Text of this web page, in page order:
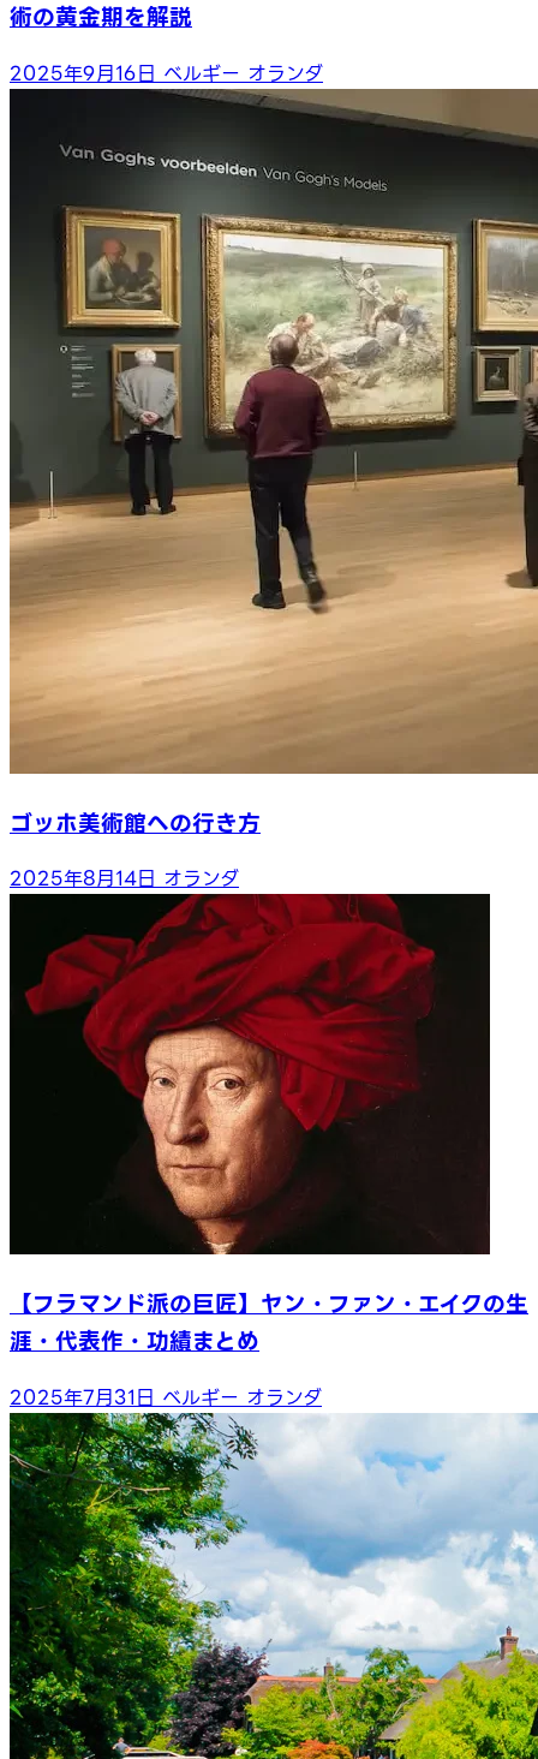
術の黄金期を解説
2025年9月16日 ベルギー オランダ
ゴッホ美術館への行き方
2025年8月14日 オランダ
【フラマンド派の巨匠】ヤン・ファン・エイクの生
涯・代表作・功績まとめ
2025年7月31日 ベルギー オランダ